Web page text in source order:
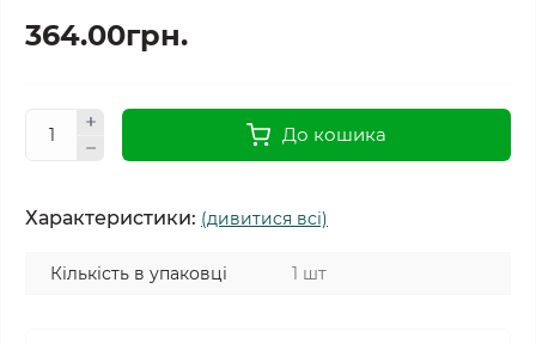
364.00грн.
До кошика
Характеристики: (дивитися всі)
Кількість в упаковці 1 шт